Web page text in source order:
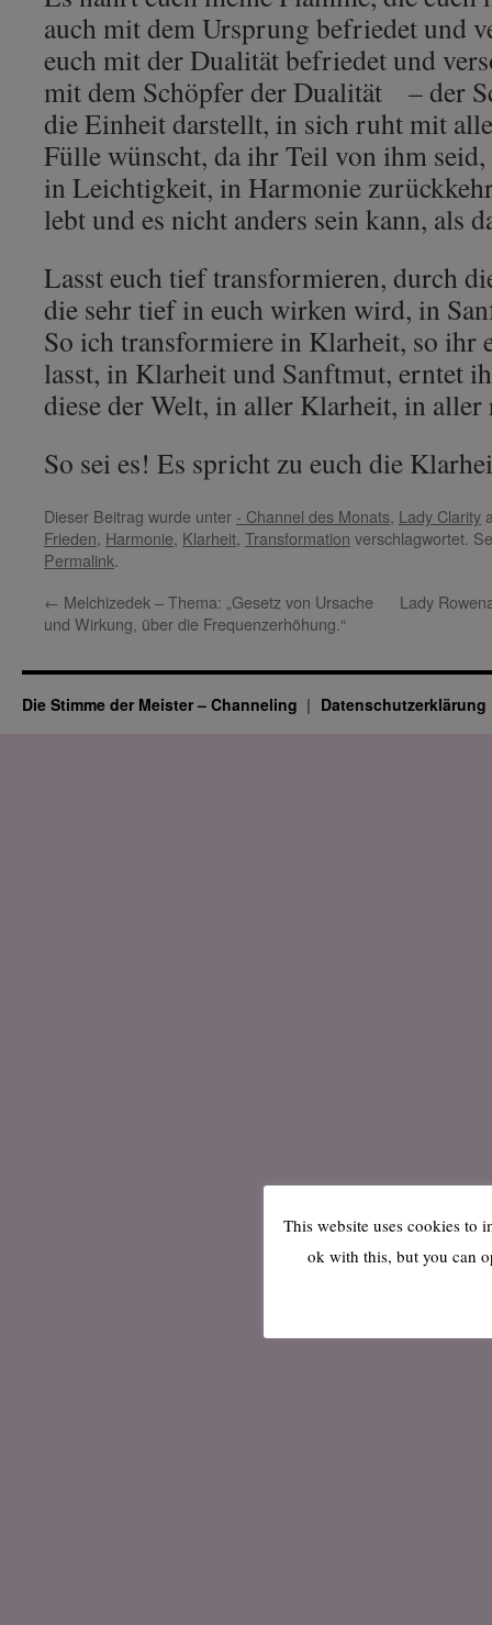
auch mit dem Ursprung befriedet und
euch mit der Dualität befriedet und
mit dem Schöpfer der Dualität – der
die Einheit darstellt, in sich ruht mit
Fülle wünscht, da ihr Teil von ihm
in Leichtigkeit, in Harmonie
lebt und es nicht anders sein kann, als
Lasst euch tief transformieren, durch
die sehr tief in euch wirken wird, in
So ich transformiere in Klarheit, so ihr
lasst, in Klarheit und Sanftmut, erntet
diese der Welt, in aller Klarheit, in
So sei es! Es spricht zu euch die
Dieser Beitrag wurde unter - Channel des Monats, Lady Clarity
Frieden, Harmonie, Klarheit, Transformation verschlagwortet.
Permalink.
← Melchizedek – Thema: „Gesetz von Ursache
und Wirkung, über die Frequenzerhöhung.“
Lady
Die Stimme der Meister – Channeling Datenschutz­erklärung
This website uses cookies to
ok with this, but you can